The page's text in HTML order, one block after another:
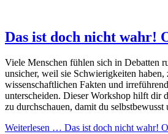
Das ist doch nicht wahr!
Viele Menschen fühlen sich in Debatten
unsicher, weil sie Schwierigkeiten haben,
wissenschaftlichen Fakten und
unterscheiden. Dieser Workshop hilft dir
zu durchschauen, damit du
Weiterlesen … Das ist doch nicht wahr!